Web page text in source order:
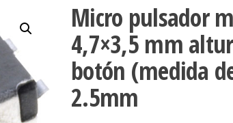
Micro pulsador
4,7×3,5 mm
botón (medida
2.5mm